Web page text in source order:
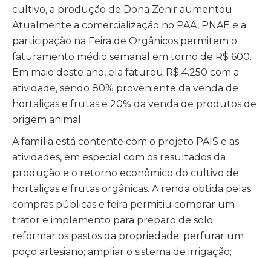
cultivo, a produção de Dona Zenir aumentou.
Atualmente a comercialização no PAA, PNAE e a
participação na Feira de Orgânicos permitem o
faturamento médio semanal em torno de R$ 600.
Em maio deste ano, ela faturou R$ 4.250 com a
atividade, sendo 80% proveniente da venda de
hortaliças e frutas e 20% da venda de produtos de
origem animal.
A família está contente com o projeto PAIS e as
atividades, em especial com os resultados da
produção e o retorno econômico do cultivo de
hortaliças e frutas orgânicas. A renda obtida pelas
compras públicas e feira permitiu comprar um
trator e implemento para preparo de solo;
reformar os pastos da propriedade; perfurar um
poço artesiano; ampliar o sistema de irrigação;